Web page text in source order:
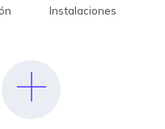
Instalaciones